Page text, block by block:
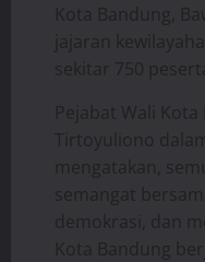
Kota Bandung,
jajaran
sekitar 750
Pejabat Wali
Tirtoyuliono
mengatakan,
semangat
demokrasi, dan
Kota Bandung